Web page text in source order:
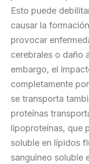
Esto puede
causar la
provocar
cerebrales o daño
embargo, el
completamente
se transporta
proteínas
lipoproteínas, que
soluble en lípidos
sanguíneo soluble